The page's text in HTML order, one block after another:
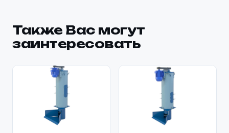
Также Вас могут
заинтересовать